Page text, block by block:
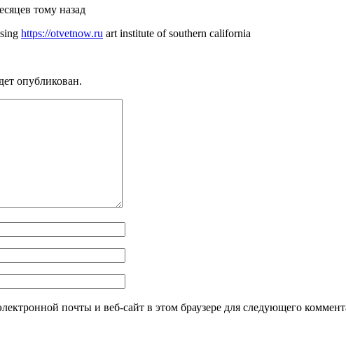
тому назад
https://otvetnow.ru art institute of southern california
опубликован.
почты и веб-сайт в этом браузере для следующего